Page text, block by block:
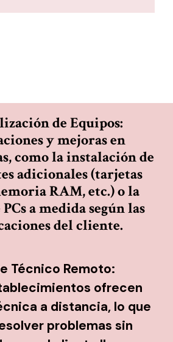
de Equipos:
y mejoras en
como la instalación de
adicionales (tarjetas
RAM, etc.) o la
a medida según las
del cliente.
Técnico Remoto:
ofrecen
a distancia, lo que
problemas sin